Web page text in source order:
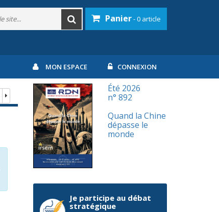
Panier- 0 article
MON ESPACE CONNEXION
Été 2026
n° 892
Quand la Chine
dépasse le
monde
Je participe au débat
stratégique